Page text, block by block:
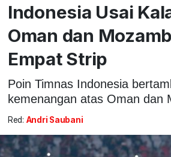
Indonesia Usai
Oman dan
Empat Strip
Poin Timnas Indonesia
kemenangan atas Oman dan
Red: Andri Saubani